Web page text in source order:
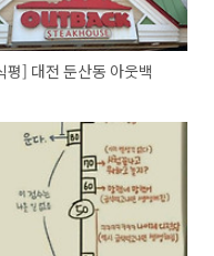
평] 대전 둔산동 아웃백